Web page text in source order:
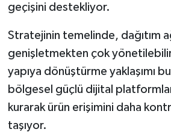
geçişini destekliyor.
Stratejinin temelinde, dağıtım
genişletmekten çok
yapıya dönüştürme yaklaşımı
bölgesel güçlü dijital
kurarak ürün erişimini daha
taşıyor.